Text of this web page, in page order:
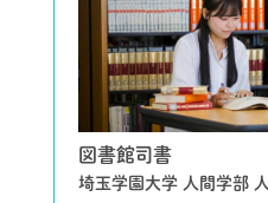
図書館司書
埼玉学園大学 人間学部